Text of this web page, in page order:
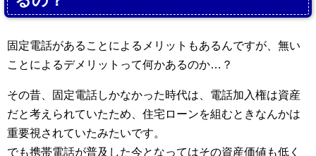
固定電話があることによるメリットもあるんですが、無い
ことによるデメリットって何かあるのか…？
その昔、固定電話しかなかった時代は、電話加入権は資産
だと考えられていたため、住宅ローンを組むときなんかは
重要視されていたみたいです。
でも携帯電話が普及した今となってはその資産価値も低く